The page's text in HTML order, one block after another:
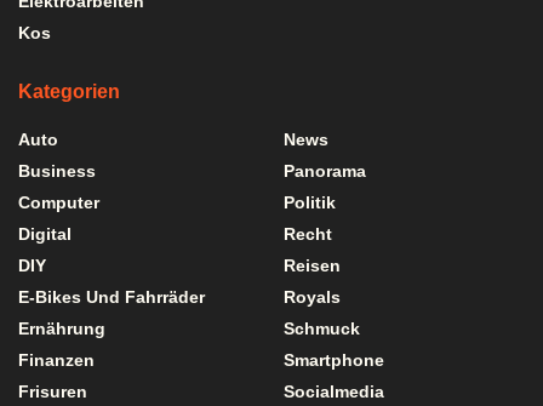
Kos
Kategorien
Auto
Business
Computer
Digital
DIY
E-Bikes Und Fahrräder
Ernährung
Finanzen
Frisuren
News
Panorama
Politik
Recht
Reisen
Royals
Schmuck
Smartphone
Socialmedia